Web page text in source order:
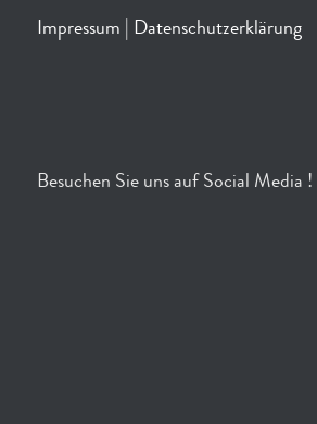
Impressum Datenschutzerklärung
Besuchen Sie uns auf Social Media !